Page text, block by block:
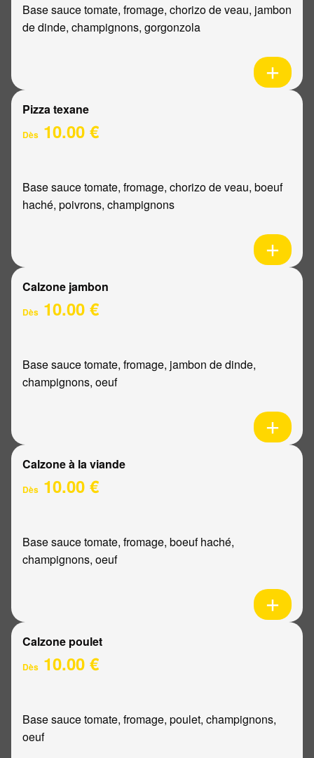
Base sauce tomate, fromage, chorizo de veau, jambon
de dinde, champignons, gorgonzola
Pizza texane
Dès 10.00 €
Base sauce tomate, fromage, chorizo de veau, boeuf
haché, poivrons, champignons
Calzone jambon
Dès 10.00 €
Base sauce tomate, fromage, jambon de dinde,
champignons, oeuf
Calzone à la viande
Dès 10.00 €
Base sauce tomate, fromage, boeuf haché,
champignons, oeuf
Calzone poulet
Dès 10.00 €
Base sauce tomate, fromage, poulet, champignons,
oeuf